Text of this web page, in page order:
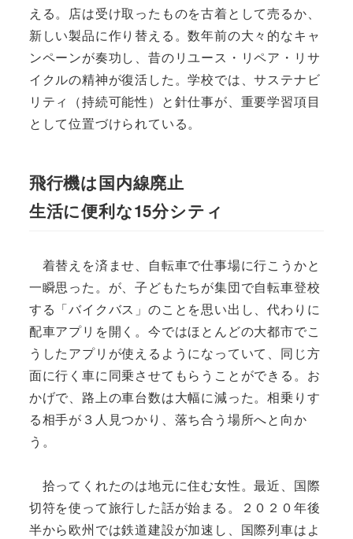
える。店は受け取ったものを古着として売るか、
新しい製品に作り替える。数年前の大々的なキャ
ンペーンが奏功し、昔のリユース・リペア・リサ
イクルの精神が復活した。学校では、サステナビ
リティ（持続可能性）と針仕事が、重要学習項目
として位置づけられている。
飛行機は国内線廃止
生活に便利な15分シティ
着替えを済ませ、自転車で仕事場に行こうかと
一瞬思った。が、子どもたちが集団で自転車登校
する「バイクバス」のことを思い出し、代わりに
配車アプリを開く。今ではほとんどの大都市でこ
うしたアプリが使えるようになっていて、同じ方
面に行く車に同乗させてもらうことができる。お
かげで、路上の車台数は大幅に減った。相乗りす
る相手が３人見つかり、落ち合う場所へと向か
う。
拾ってくれたのは地元に住む女性。最近、国際
切符を使って旅行した話が始まる。２０２０年後
半から欧州では鉄道建設が加速し、国際列車はよ